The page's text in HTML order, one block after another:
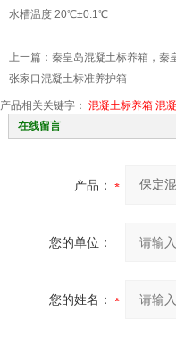
水槽温度 20℃±0.1℃
上一篇： 秦皇岛混凝土标养箱，秦
张家口混凝土标准养护箱
产品相关关键字： 混凝土标养箱 混
在线留言
产品：
您的单位：
您的姓名：